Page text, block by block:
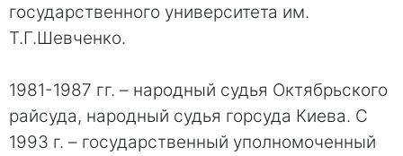
государственного университета им.
Т.Г.Шевченко.
1981-1987 гг. – народный судья Октябрьского
райсуда, народный судья горсуда Киева. С
1993 г. – государственный уполномоченный